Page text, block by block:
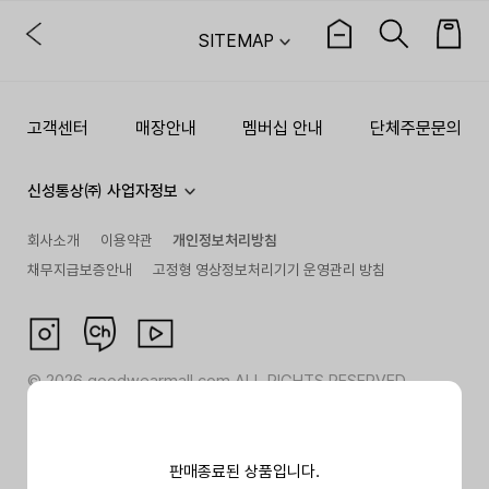
판매종료된 상품입니다.
SITEMAP
고객센터 매장안내 멤버십 안내 단체주문문의
신성통상㈜ 사업자정보
회사소개 이용약관
개인정보처리방침
채무지급보증안내
고정형 영상정보처리기기 운영관리 방침
©2026goodwearmall.com ALL RIGHTS RESERVED